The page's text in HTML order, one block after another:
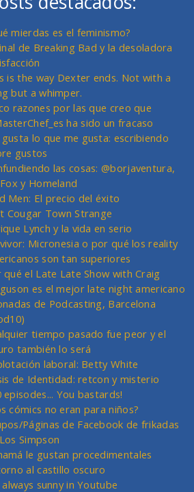
mierdas es el feminismo?
de Breaking Bad y la desoladora
is the way Dexter ends. Not with a
but a whimper.
razones por las que creo que
ha sido un fracaso
gusta lo que me gusta: escribiendo
gustos
las cosas: @borjaventura,
y Homeland
Men: El precio del éxito
Cougar Town Strange
Lynch y la vida en serio
Micronesia o por qué los reality
son tan superiores
qué el Late Late Show with Craig
es el mejor late night americano
de Podcasting, Barcelona
tiempo pasado fue peor y el
también lo será
laboral: Betty White
de Identidad: retcon y misterio
episodes... You bastards!
cómics no eran para niños?
Páginas de Facebook de frikadas
Simpson
le gustan procedimentales
al castillo oscuro
always sunny in Youtube